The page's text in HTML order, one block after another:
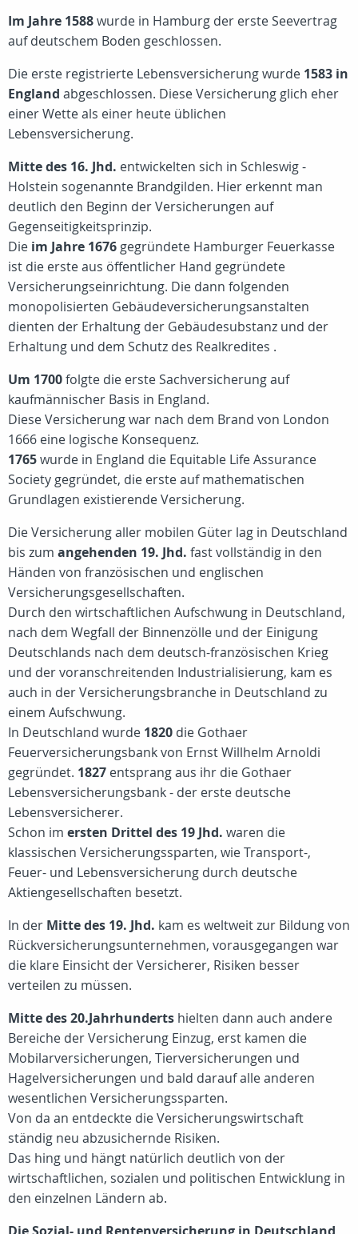
Im Jahre 1588wurde in Hamburg der erste Seevertrag
auf deutschem Boden geschlossen.
Die erste registrierte Lebensversicherung wurde 1583 in
England abgeschlossen. Diese Versicherung glich eher
einer Wette als einer heute üblichen
Lebensversicherung.
Mitte des 16. Jhd. entwickelten sich in Schleswig -
Holstein sogenannte Brandgilden. Hier erkennt man
deutlich den Beginn der Versicherungen auf
Gegenseitigkeitsprinzip.
Die im Jahre 1676 gegründete Hamburger Feuerkasse
ist die erste aus öffentlicher Hand gegründete
Versicherungseinrichtung. Die dann folgenden
monopolisierten Gebäudeversicherungsanstalten
dienten der Erhaltung der Gebäudesubstanz und der
Erhaltung und dem Schutz des Realkredites .
Um 1700folgte die erste Sachversicherung auf
kaufmännischer Basis in England.
Diese Versicherung war nach dem Brand von London
1666 eine logische Konsequenz.
1765wurde in England die Equitable Life Assurance
Society gegründet, die erste auf mathematischen
Grundlagen existierende Versicherung.
Die Versicherung aller mobilen Güter lag in Deutschland
bis zum angehenden 19. Jhd. fast vollständig in den
Händen von französischen und englischen
Versicherungsgesellschaften.
Durch den wirtschaftlichen Aufschwung in Deutschland,
nach dem Wegfall der Binnenzölle und der Einigung
Deutschlands nach dem deutsch-französischen Krieg
und der voranschreitenden Industrialisierung, kam es
auch in der Versicherungsbranche in Deutschland zu
einem Aufschwung.
In Deutschland wurde 1820 die Gothaer
Feuerversicherungsbank von Ernst Willhelm Arnoldi
gegründet. 1827 entsprang aus ihr die Gothaer
Lebensversicherungsbank - der erste deutsche
Lebensversicherer.
Schon im ersten Drittel des 19 Jhd. waren die
klassischen Versicherungssparten, wie Transport-,
Feuer- und Lebensversicherung durch deutsche
Aktiengesellschaften besetzt.
In der Mitte des 19. Jhd. kam es weltweit zur Bildung von
Rückversicherungsunternehmen, vorausgegangen war
die klare Einsicht der Versicherer, Risiken besser
verteilen zu müssen.
Mitte des 20.Jahrhunderts hielten dann auch andere
Bereiche der Versicherung Einzug, erst kamen die
Mobilarversicherungen, Tierversicherungen und
Hagelversicherungen und bald darauf alle anderen
wesentlichen Versicherungssparten.
Von da an entdeckte die Versicherungswirtschaft
ständig neu abzusichernde Risiken.
Das hing und hängt natürlich deutlich von der
wirtschaftlichen, sozialen und politischen Entwicklung in
den einzelnen Ländern ab.